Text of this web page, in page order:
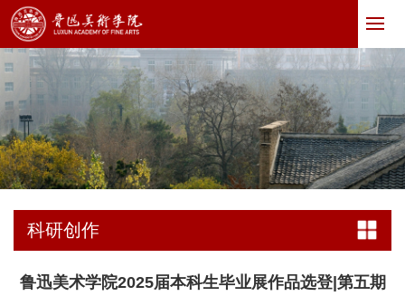
科研创作
鲁迅美术学院2025届本科生毕业展作品选登|第五期